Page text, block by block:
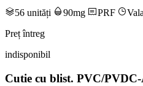
56 unități 90mg PRF
Preț întreg
indisponibil
Cutie cu blist. PVC/